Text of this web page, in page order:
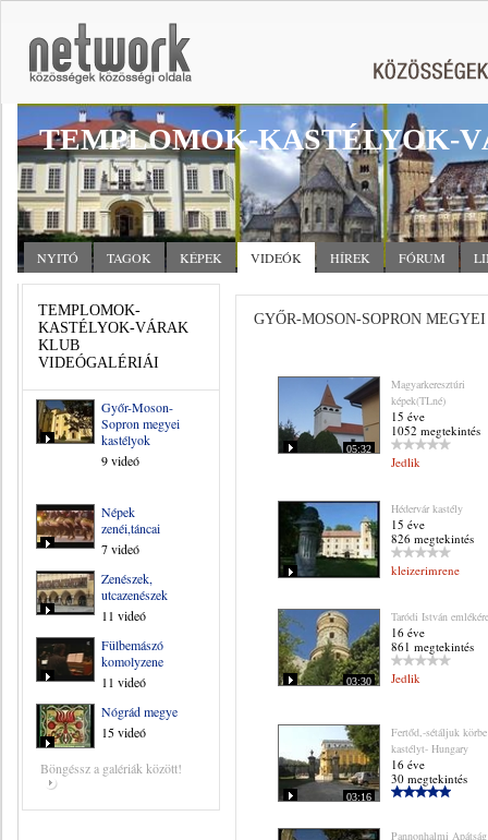
TEMPLOMOK-KASTÉLYOK-
NYITÓ TAGOK KÉPEK VIDEÓK HÍREK FÓRUM
TEMPLOMOK-
KASTÉLYOK-VÁRAK
KLUB
VIDEÓGALÉRIÁI
Győr-Moson-
Sopron megyei
kastélyok
9 videó
Népek
zenéi,táncai
7 videó
Zenészek,
utcazenészek
11 videó
Fülbemászó
komolyzene
11 videó
Nógrád megye
15 videó
Böngéssz a galériák között!
GYŐR-MOSON-SOPRON
05:32
Magyarkeresztúri
képek(TLné)
15 éve
1052 megtekintés
Jedlik
Hédervár kastély
15 éve
826 megtekintés
kleizerimrene
03:30
Taródi István emlékére
16 éve
861 megtekintés
Jedlik
03:16
Fertőd,-sétáljuk
kastélyt- Hungary
16 éve
30 megtekintés
Pannonhalmi Apátság